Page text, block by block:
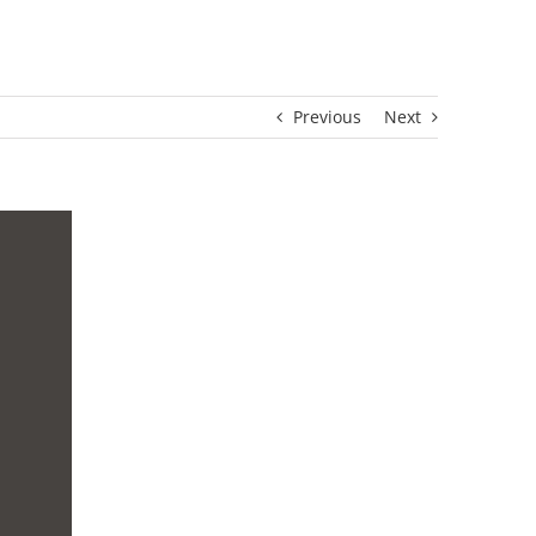
Previous Next